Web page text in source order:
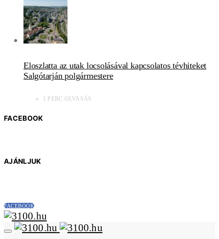
Eloszlatta az utak locsolásával kapcsolatos tévhiteket
Salgótarján polgármestere
1 PERC OLVASÁS
FACEBOOK
AJÁNLJUK
FACEBOOK